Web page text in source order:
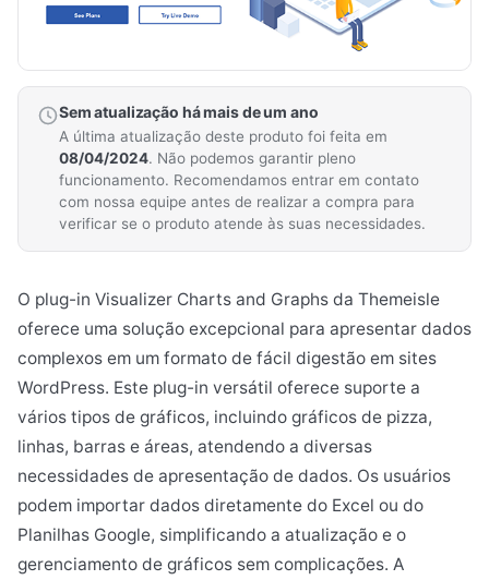
Sem atualização há mais de um ano
A última atualização deste produto foi feita em
08/04/2024. Não podemos garantir pleno
funcionamento. Recomendamos entrar em contato
com nossa equipe antes de realizar a compra para
verificar se o produto atende às suas necessidades.
O plug-in Visualizer Charts and Graphs da Themeisle
oferece uma solução excepcional para apresentar dados
complexos em um formato de fácil digestão em sites
WordPress. Este plug-in versátil oferece suporte a
vários tipos de gráficos, incluindo gráficos de pizza,
linhas, barras e áreas, atendendo a diversas
necessidades de apresentação de dados. Os usuários
podem importar dados diretamente do Excel ou do
Planilhas Google, simplificando a atualização e o
gerenciamento de gráficos sem complicações. A